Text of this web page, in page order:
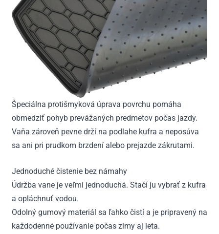
Špeciálna protišmyková úprava povrchu pomáha
obmedziť pohyb prevážaných predmetov počas jazdy.
Vaňa zároveň pevne drží na podlahe kufra a neposúva
sa ani pri prudkom brzdení alebo prejazde zákrutami.
Jednoduché čistenie bez námahy
Údržba vane je veľmi jednoduchá. Stačí ju vybrať z kufra
a opláchnuť vodou.
Odolný gumový materiál sa ľahko čistí a je pripravený na
každodenné používanie počas zimy aj leta.